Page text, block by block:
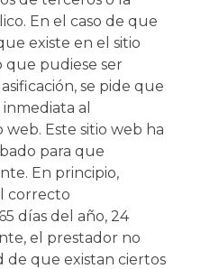
En el caso de que
existe en el sitio
pudiese ser
se pide que
al
Este sitio web ha
para que
En principio,
correcto
días del año, 24
el prestador no
de que existan ciertos